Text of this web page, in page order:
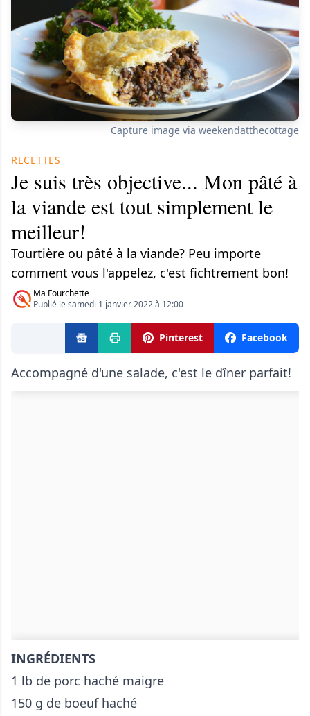
Capture image via weekendatthecottage
RECETTES
Je suis très objective... Mon pâté à
la viande est tout simplement le
meilleur!
Tourtière ou pâté à la viande? Peu importe
comment vous l'appelez, c'est fichtrement bon!
Ma Fourchette
Publié le samedi 1 janvier 2022 à 12:00
Pinterest Facebook
Accompagné d'une salade, c'est le dîner parfait!
INGRÉDIENTS
1 lb de porc haché maigre
150 g de boeuf haché